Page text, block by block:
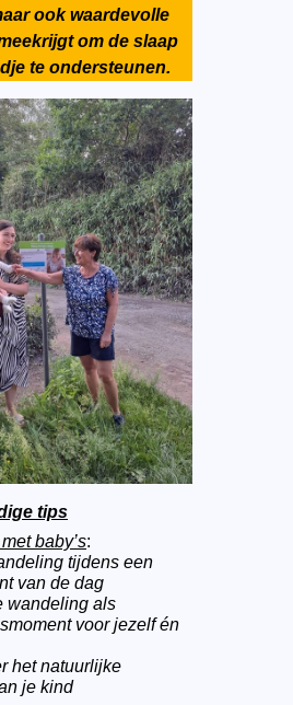
ook waardevolle
om de slaap
te ondersteunen.
tips
baby’s:
tijdens een
van de dag
wandeling als
voor jezelf én
het natuurlijke
je kind